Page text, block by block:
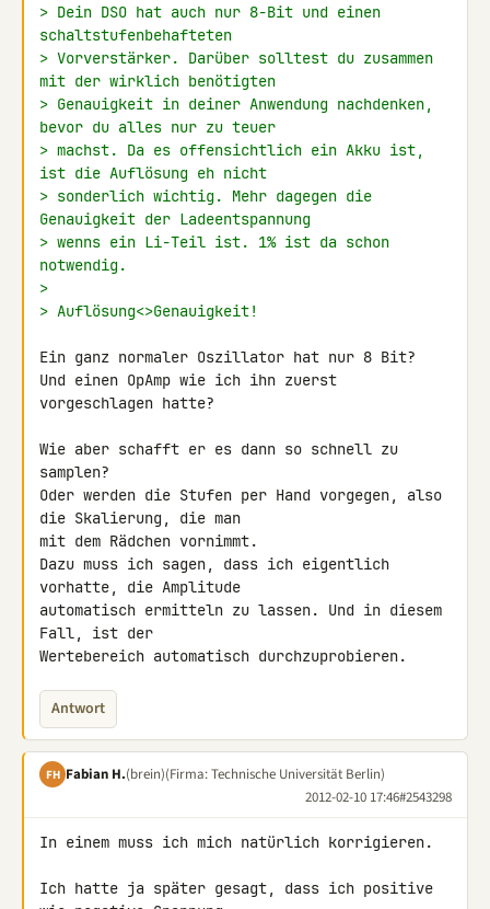
> Dein DSO hat auch nur 8-Bit und einen
schaltstufenbehafteten
> Vorverstärker. Darüber solltest du zusammen
mit der wirklich benötigten
> Genauigkeit in deiner Anwendung nachdenken,
bevor du alles nur zu teuer
> machst. Da es offensichtlich ein Akku ist,
ist die Auflösung eh nicht
> sonderlich wichtig. Mehr dagegen die
Genauigkeit der Ladeentspannung
> wenns ein Li-Teil ist. 1% ist da schon
notwendig.
>
> Auflösung<>Genauigkeit!
Ein ganz normaler Oszillator hat nur 8 Bit?
Und einen OpAmp wie ich ihn zuerst
vorgeschlagen hatte?
Wie aber schafft er es dann so schnell zu
samplen?
Oder werden die Stufen per Hand vorgegen, also
die Skalierung, die man
mit dem Rädchen vornimmt.
Dazu muss ich sagen, dass ich eigentlich
vorhatte, die Amplitude
automatisch ermitteln zu lassen. Und in diesem
Fall, ist der
Wertebereich automatisch durchzuprobieren.
Antwort
FH Fabian H.(brein)(Firma: Technische Universität Berlin)
2012-02-10 17:46#2543298
In einem muss ich mich natürlich korrigieren.
Ich hatte ja später gesagt, dass ich positive